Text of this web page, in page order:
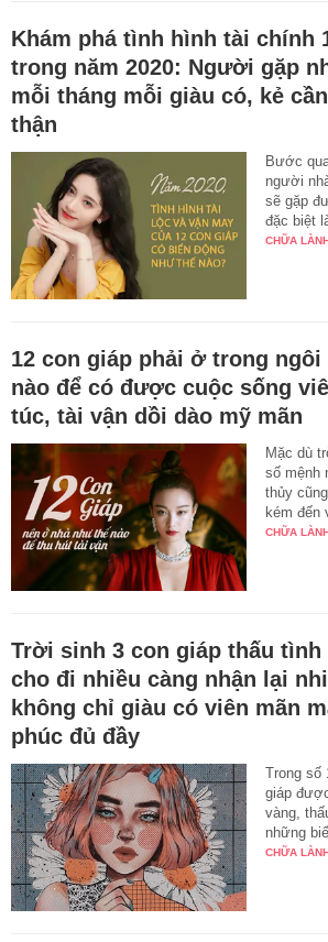
Khám phá tình hình tài chính
trong năm 2020: Người gặp
mỗi tháng mỗi giàu có, kẻ
thận
Bước
người
sẽ gặp
đặc biệt
CHỮA
12 con giáp phải ở trong
nào để có được cuộc sống
túc, tài vận dồi dào mỹ mãn
Mặc dù
số mệnh
thủy
kém
CHỮA
Trời sinh 3 con giáp thấu tình
cho đi nhiều càng nhận lại
không chỉ giàu có viên mãn
phúc đủ đầy
Trong số
giáp
vàng,
những
CHỮA